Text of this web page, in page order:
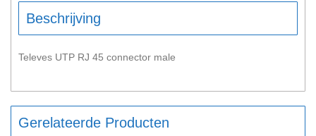
Beschrijving
Televes UTP RJ 45 connector male
Gerelateerde Producten